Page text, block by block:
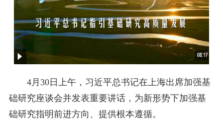
4月30日上午，习近平总书记在上海出席加强基
础研究座谈会并发表重要讲话，为新形势下加强基
础研究指明前进方向、提供根本遵循。